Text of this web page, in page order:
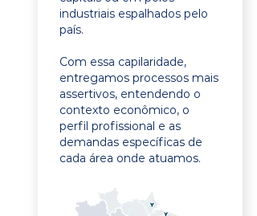
industriais espalhados pelo
país.
Com essa capilaridade,
entregamos processos mais
assertivos, entendendo o
contexto econômico, o
perfil profissional e as
demandas específicas de
cada área onde atuamos.